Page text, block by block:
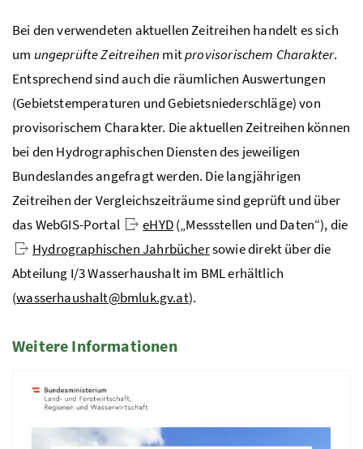
Bei den verwendeten aktuellen Zeitreihen handelt es sich
um ungeprüfte Zeitreihen mitprovisorischem Charakter.
Entsprechend sind auch die räumlichen Auswertungen
(Gebietstemperaturen und Gebietsniederschläge) von
provisorischem Charakter. Die aktuellen Zeitreihen können
bei den Hydrographischen Diensten des jeweiligen
Bundeslandes angefragt werden. Die langjährigen
Zeitreihen der Vergleichszeiträume sind geprüft und über
das WebGIS-Portal
eHYD(„Messstellen und Daten“), die
Hydrographischen Jahrbüchersowie direkt über die
Abteilung I/3Wasserhaushalt im BML erhältlich
(wasserhaushalt@bmluk.gv.at).
Weitere Informationen